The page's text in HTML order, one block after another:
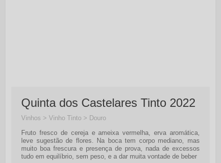
Quinta dos Castelares Tinto 2022
Vinhos > Vinho Tinto > Douro
Fruto fresco de cereja e ameixa vermelha, erva aromática,
leve sugestão de flores. Na boca tem corpo mediano, mas
muito boa frescura e presença de prova, nada de excessos
tudo em equilíbrio, sem peso, e a dar muita vontade de beber